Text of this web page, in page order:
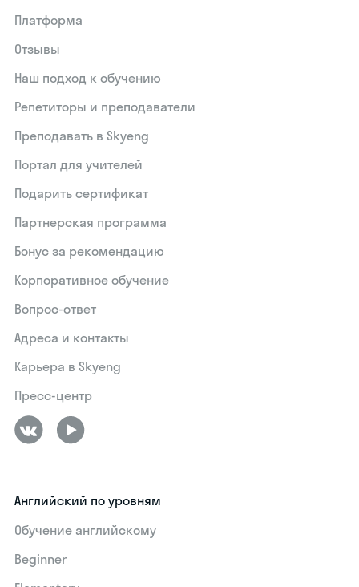
Платформа
Отзывы
Наш подход к обучению
Репетиторы и преподаватели
Преподавать в Skyeng
Портал для учителей
Подарить сертификат
Партнерская программа
Бонус за рекомендацию
Корпоративное обучение
Вопрос-ответ
Адреса и контакты
Карьера в Skyeng
Пресс-центр
Английский по уровням
Обучение английскому
Beginner